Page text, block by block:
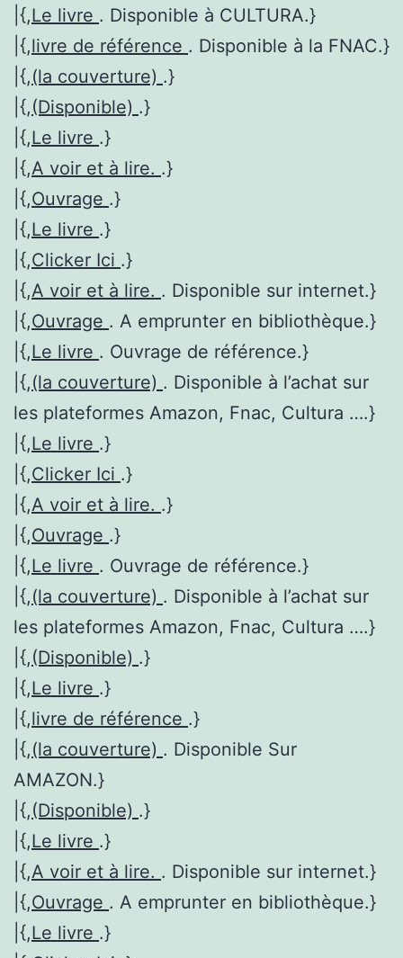
|{,Le livre . Disponible à CULTURA.}
|{,livre de référence . Disponible à la FNAC.}
|{,(la couverture) .}
|{,(Disponible) .}
|{,Le livre .}
|{,A voir et à lire. .}
|{,Ouvrage .}
|{,Le livre .}
|{,Clicker Ici .}
|{,A voir et à lire. . Disponible sur internet.}
|{,Ouvrage . A emprunter en bibliothèque.}
|{,Le livre . Ouvrage de référence.}
|{,(la couverture) . Disponible à l’achat sur
les plateformes Amazon, Fnac, Cultura ….}
|{,Le livre .}
|{,Clicker Ici .}
|{,A voir et à lire. .}
|{,Ouvrage .}
|{,Le livre . Ouvrage de référence.}
|{,(la couverture) . Disponible à l’achat sur
les plateformes Amazon, Fnac, Cultura ….}
|{,(Disponible) .}
|{,Le livre .}
|{,livre de référence .}
|{,(la couverture) . Disponible Sur
AMAZON.}
|{,(Disponible) .}
|{,Le livre .}
|{,A voir et à lire. . Disponible sur internet.}
|{,Ouvrage . A emprunter en bibliothèque.}
|{,Le livre .}